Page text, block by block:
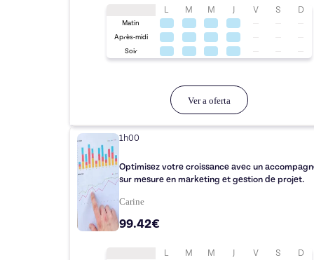
L M M J V S D
Matin
Après-midi
Soir
Ver a oferta
1h00
Optimisez votre croissance avec un
sur mesure en marketing et gestion de projet.
Carine
99.42€
L M M J V S D